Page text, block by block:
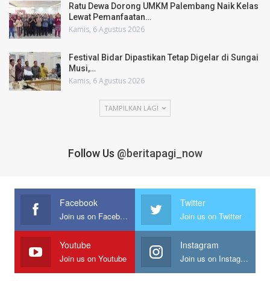
Ratu Dewa Dorong UMKM Palembang Naik Kelas
Lewat Pemanfaatan…
Kamis, 6 Agustus 2026
Festival Bidar Dipastikan Tetap Digelar di Sungai
Musi,…
Kamis, 6 Agustus 2026
TAMPILKAN LAGI
Follow Us @beritapagi_now
Facebook
Join us on Facebook
Twitter
Join us on Twitter
Youtube
Join us on Youtube
Instagram
Join us on Instagram